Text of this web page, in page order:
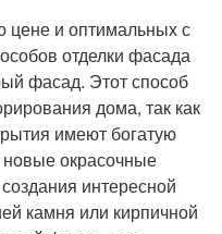
цене и оптимальных с
отделки фасада
фасад. Этот способ
дома, так как
имеют богатую
окрасочные
интересной
камня или кирпичной